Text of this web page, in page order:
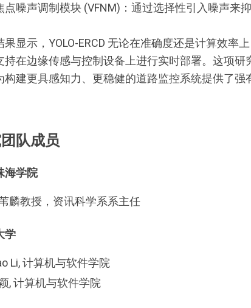
点噪声调制模块 (VFNM)：通过选择性引入噪声来
果显示，YOLO-ERCD 无论在准确度还是计算效率
持在边缘传感与控制设备上进行实时部署。这项
构建更具感知力、更稳健的道路监控系统提供了强
队成员
海学院
麟教授，资讯科学系系主任
学
Li, 计算机与软件学院
, 计算机与软件学院